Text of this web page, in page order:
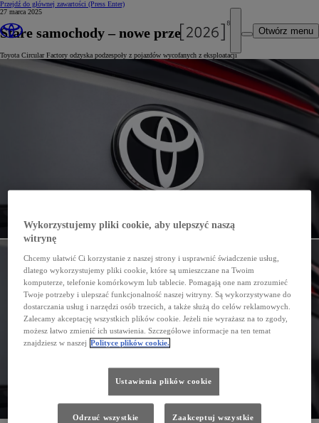
Przejdź do głównej zawartości (Press Enter)
Otwórz menu
27 marca 2025
Stare samochody – nowe przeznaczenie
Toyota Circular Factory odzyska podzespoły z pojazdów wycofanych z eksploatacji
Wykorzystujemy pliki cookie, aby ulepszyć naszą
witrynę
Chcemy ułatwić Ci korzystanie z naszej strony i usprawnić świadczenie usług,
dlatego wykorzystujemy pliki cookie, które są umieszczane na Twoim
komputerze, telefonie komórkowym lub tablecie. Pomagają one nam zrozumieć
Twoje potrzeby i ulepszać funkcjonalność naszej witryny. Są wykorzystywane do
dostarczania usług i narzędzi osób trzecich, a także służą do celów reklamowych.
Zalecamy akceptację wszystkich plików cookie. Jeżeli nie wyrażasz na to zgody,
możesz łatwo zmienić ich ustawienia. Szczegółowe informacje na ten temat
znajdziesz w naszej Polityce plików cookie.
Ustawienia plików cookie
Odrzuć wszystkie Zaakceptuj wszystkie